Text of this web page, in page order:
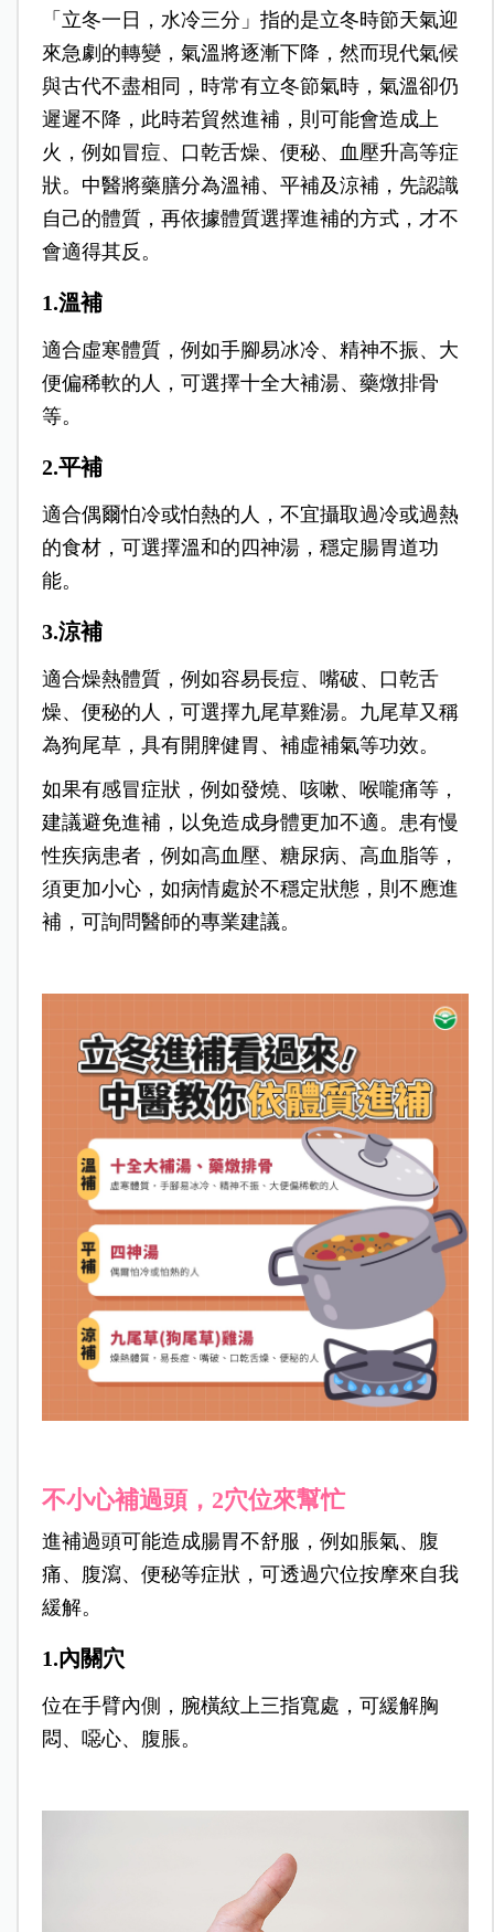
「立冬一日，水冷三分」指的是立冬時節天氣迎
來急劇的轉變，氣溫將逐漸下降，然而現代氣候
與古代不盡相同，時常有立冬節氣時，氣溫卻仍
遲遲不降，此時若貿然進補，則可能會造成上
火，例如冒痘、口乾舌燥、便秘、血壓升高等症
狀。中醫將藥膳分為溫補、平補及涼補，先認識
自己的體質，再依據體質選擇進補的方式，才不
會適得其反。
1.溫補
適合虛寒體質，例如手腳易冰冷、精神不振、大
便偏稀軟的人，可選擇十全大補湯、藥燉排骨
等。
2.平補
適合偶爾怕冷或怕熱的人，不宜攝取過冷或過熱
的食材，可選擇溫和的四神湯，穩定腸胃道功
能。
3.涼補
適合燥熱體質，例如容易長痘、嘴破、口乾舌
燥、便秘的人，可選擇九尾草雞湯。九尾草又稱
為狗尾草，具有開脾健胃、補虛補氣等功效。
如果有感冒症狀，例如發燒、咳嗽、喉嚨痛等，
建議避免進補，以免造成身體更加不適。患有慢
性疾病患者，例如高血壓、糖尿病、高血脂等，
須更加小心，如病情處於不穩定狀態，則不應進
補，可詢問醫師的專業建議。
不小心補過頭，2穴位來幫忙
進補過頭可能造成腸胃不舒服，例如脹氣、腹
痛、腹瀉、便秘等症狀，可透過穴位按摩來自我
緩解。
1.內關穴
位在手臂內側，腕橫紋上三指寬處，可緩解胸
悶、噁心、腹脹。